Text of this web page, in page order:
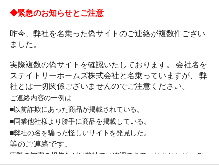
◆緊急のお知らせとご注意
昨今、弊社を名乗った偽サイトのご連絡が複数件ござい
ました。
実際複数の偽サイトを確認いたしております。 会社名を
ステイトリーホームズ株式会社と名乗っていますが、 弊
社とは一切関係ございませんのでご注意ください。
ご連絡内容の一例は
■以前詐欺にあった商品が掲載されている。
■同業他社様より勝手に商品を掲載している。
■弊社の名を騙った怪しいサイトを発見した。
等のご連絡です。
実際の被害の報告などは弊社では確認できておりませんが、 ご